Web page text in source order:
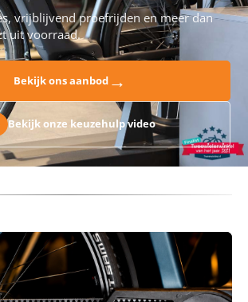
vrijblijvend proefrijden en meer dan
uit voorraad.
Bekijk ons aanbod→
Bekijk onze keuzehulp video